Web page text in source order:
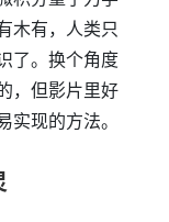
木有，人类只
了。换个角度
，但影片里好
现的方法。